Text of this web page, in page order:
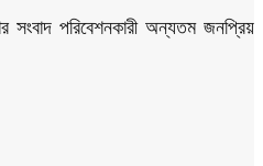
সংবাদ পরিবেশনকারী অন্যতম জনপ্রিয়